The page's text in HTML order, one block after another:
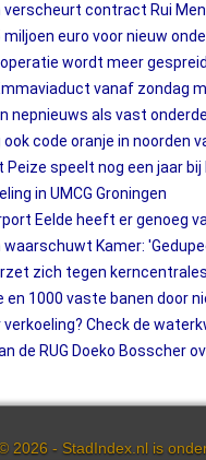
verscheurt contract Rui
miljoen euro voor nieuw
wordt meer
vanaf zondag
nepnieuws als vast
code oranje in noorden
Peize speelt nog een jaar bij
in UMCG Groningen
Eelde heeft er genoeg
Kamer:
zich tegen
en 1000 vaste banen door
verkoeling? Check de
de RUG Doeko Bosscher
2026 - StadIndex.nl is